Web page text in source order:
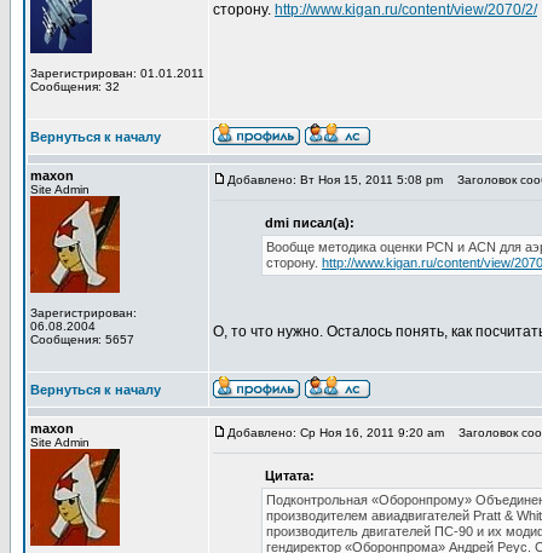
Зарегистрирован: 01.01.2011
Сообщения: 32
сторону. http://www.kigan.ru/content/view/2070/2/
Вернуться к началу
maxon
Site Admin
Зарегистрирован:
06.08.2004
Сообщения: 5657
Добавлено: Вт Ноя 15, 2011 5:08 pm Заголовок
dmi писал(а):
Вообще методика оценки PCN и ACN для
сторону. http://www.kigan.ru/content/view/
О, то что нужно. Осталось понять, как
Вернуться к началу
maxon
Site Admin
Добавлено: Ср Ноя 16, 2011 9:20 am Заголовок
Цитата:
Подконтрольная «Оборонпрому»
производителем авиадвигателей Pratt &
производитель двигателей ПС-90 и их
гендиректор «Оборонпрома» Андрей Реус.